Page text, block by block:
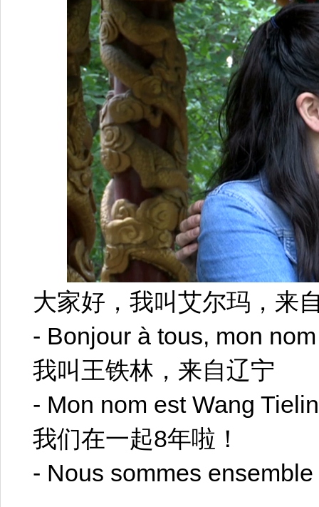
大家好，我叫艾尔玛，来
- Bonjour à tous, mon
我叫王铁林，来自辽宁
- Mon nom est Wang
我们在一起8年啦！
- Nous sommes